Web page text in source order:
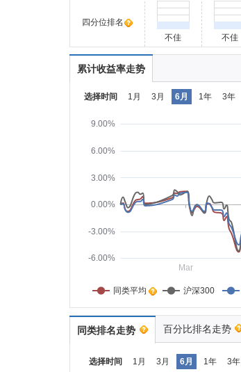
四分位排名
不佳
不佳
累计收益率走势
选择时间 1月 3月 6月 1年 3年
-6.00%
-3.00%
0.00%
3.00%
6.00%
9.00%
Mar
同类平均 沪深300
同类排名走势 百分比排名走势
选择时间 1月 3月 6月 1年 3年